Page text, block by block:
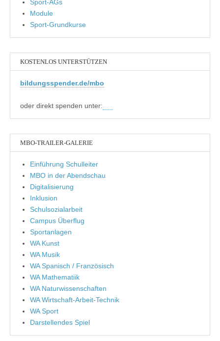
Sport-AGs
Module
Sport-Grundkurse
KOSTENLOS UNTERSTÜTZEN
bildungsspender.de/mbo
oder direkt spenden unter:
MBO-TRAILER-GALERIE
Einführung Schulleiter
MBO in der Abendschau
Digitalisierung
Inklusion
Schulsozialarbeit
Campus Überflug
Sportanlagen
WA Kunst
WA Musik
WA Spanisch / Französisch
WA Mathematiik
WA Naturwissenschaften
WA Wirtschaft-Arbeit-Technik
WA Sport
Darstellendes Spiel